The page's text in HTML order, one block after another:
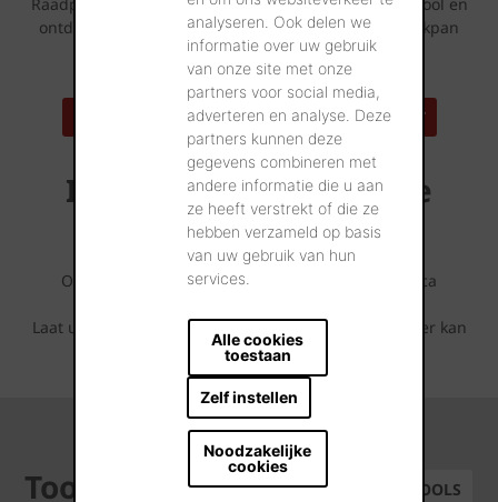
analyseren. Ook delen we
informatie over uw gebruik
van onze site met onze
partners voor social media,
adverteren en analyse. Deze
partners kunnen deze
gegevens combineren met
andere informatie die u aan
ze heeft verstrekt of die ze
hebben verzameld op basis
van uw gebruik van hun
services.
Alle cookies
toestaan
Zelf instellen
Noodzakelijke
cookies
ontdek tal van referentiewoningen die met deze dakpan
werden opgetrokken bij u in de buurt.
ZOEK EEN REFERENTIEADRES IN UW BUURT
Inspirerende referentie
projecten
Ontdek wat er allemaal mogelijk is met deze Terca
Laat u inspireren door de fotoreeksen die u hieronder kan
terugvinden.
Tools ALLE TOOLS